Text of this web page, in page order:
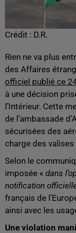
Crédit : D.R.
Rien ne va plus
des Affaires
officiel publié ce
à une décision
l’Intérieur. Cette
de l’ambassade
sécurisées des
charge des
Selon le
imposée « dans
notification
français de
ainsi avec les
Une violation